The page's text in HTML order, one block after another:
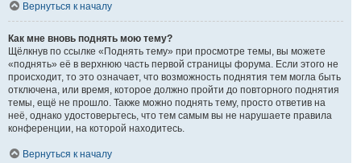
Вернуться к началу
Как мне вновь поднять мою тему?
Щёлкнув по ссылке «Поднять тему» при просмотре темы, вы можете
«поднять» её в верхнюю часть первой страницы форума. Если этого не
происходит, то это означает, что возможность поднятия тем могла быть
отключена, или время, которое должно пройти до повторного поднятия
темы, ещё не прошло. Также можно поднять тему, просто ответив на
неё, однако удостоверьтесь, что тем самым вы не нарушаете правила
конференции, на которой находитесь.
Вернуться к началу